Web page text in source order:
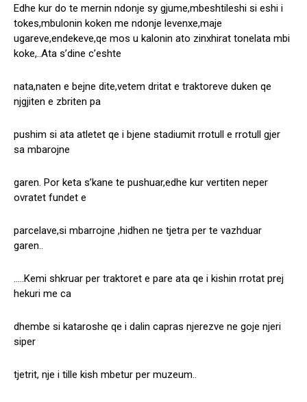
Edhe kur do te mernin ndonje sy gjume,mbeshtileshi si eshi i
tokes,mbulonin koken me ndonje levenxe,maje
ugareve,endekeve,qe mos u kalonin ato zinxhirat tonelata mbi
koke,..Ata s’dine c’eshte
nata,naten e bejne dite,vetem dritat e traktoreve duken qe
njgjiten e zbriten pa
pushim si ata atletet qe i bjene stadiumit rrotull e rrotull gjer
sa mbarojne
garen. Por keta s’kane te pushuar,edhe kur vertiten neper
ovratet fundet e
parcelave,si mbarrojne ,hidhen ne tjetra per te vazhduar
garen..
…..Kemi shkruar per traktoret e pare ata qe i kishin rrotat prej
hekuri me ca
dhembe si kataroshe qe i dalin capras njerezve ne goje njeri
siper
tjetrit, nje i tille kish mbetur per muzeum..